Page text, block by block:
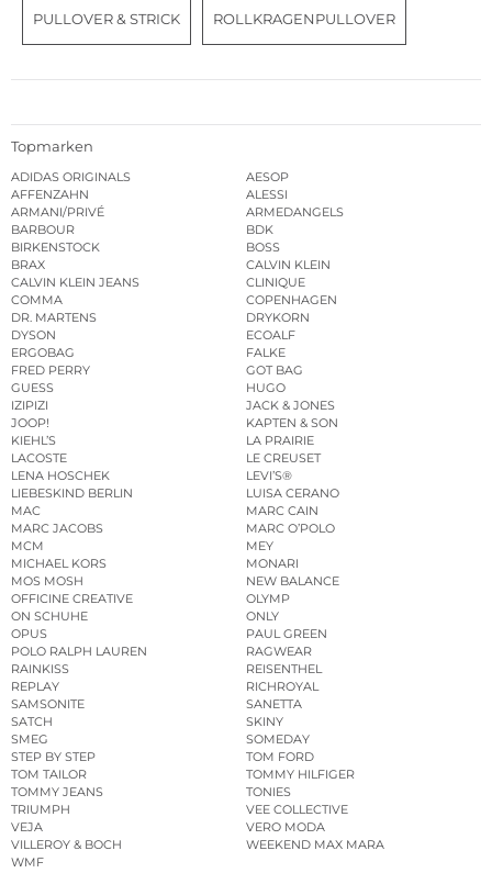
PULLOVER & STRICK ROLLKRAGENPULLOVER
Topmarken
ADIDAS ORIGINALS
AESOP
AFFENZAHN
ALESSI
ARMANI/PRIVÉ
ARMEDANGELS
BARBOUR
BDK
BIRKENSTOCK
BOSS
BRAX
CALVIN KLEIN
CALVIN KLEIN JEANS
CLINIQUE
COMMA
COPENHAGEN
DR. MARTENS
DRYKORN
DYSON
ECOALF
ERGOBAG
FALKE
FRED PERRY
GOT BAG
GUESS
HUGO
IZIPIZI
JACK & JONES
JOOP!
KAPTEN & SON
KIEHL’S
LA PRAIRIE
LACOSTE
LE CREUSET
LENA HOSCHEK
LEVI’S®
LIEBESKIND BERLIN
LUISA CERANO
MAC
MARC CAIN
MARC JACOBS
MARC O’POLO
MCM
MEY
MICHAEL KORS
MONARI
MOS MOSH
NEW BALANCE
OFFICINE CREATIVE
OLYMP
ON SCHUHE
ONLY
OPUS
PAUL GREEN
POLO RALPH LAUREN
RAGWEAR
RAINKISS
REISENTHEL
REPLAY
RICHROYAL
SAMSONITE
SANETTA
SATCH
SKINY
SMEG
SOMEDAY
STEP BY STEP
TOM FORD
TOM TAILOR
TOMMY HILFIGER
TOMMY JEANS
TONIES
TRIUMPH
VEE COLLECTIVE
VEJA
VERO MODA
VILLEROY & BOCH
WEEKEND MAX MARA
WMF